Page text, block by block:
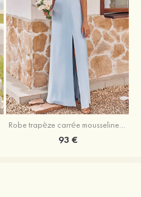
Robe trapèze carrée mousseline ras du sol robe de demoiselle d'honneur
93 €